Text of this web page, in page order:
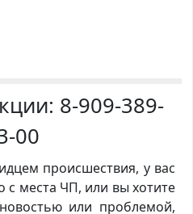
8-909-389-
00
происшествия, у вас
с места ЧП, или вы хотите
или проблемой,